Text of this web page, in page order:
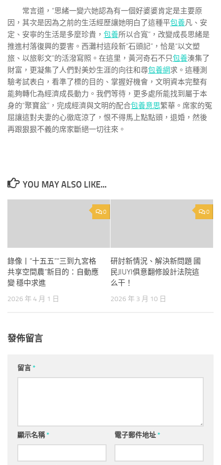
常言道，“思緒一變六她認為有一個好婆婆肯定是主要原
因，其次是因為之前的生活經歷讓她明白了這種平包養凡、安
定、安寧的生活是多麼珍貴， 包養所以合寬”，改變成長思緒是
推進村落復興的要害。西灘村這段新“石頭記”，恰是“以文塑
旅、以旅彰文”的活潑寫照。在這里，黃河奇石不只包養湊集了
財富，更凝集了人們對美妙生涯的向往和尋包養網求。這種測
驗考試表白，看準了標的目的、掌握好機會，文明資本完整有
能夠轉化為經濟成長動力。我們等待，更多處所能找到屬于本
身的“聚寶盆”，完成經濟與文明的配合包養意思繁華。席家的冤
屈讓這對夫妻的心徹底涼了，恨不得馬上點點頭，退婚，然後
再跟狠狠不義的席家斷絕一切往來。
YOU MAY ALSO LIKE...
0
錄像丨“十五五”“三到九宮格
共享空間農”新目的：自動應
變 穩中求進
2026 年 4 月 1 日
0
研討新情況、解決新問題 國
民JIUYI俱意翻修設計法院這
么干！
2026 年 3 月 10 日
發佈留言
留言*
顯示名稱* 電子郵件地址*